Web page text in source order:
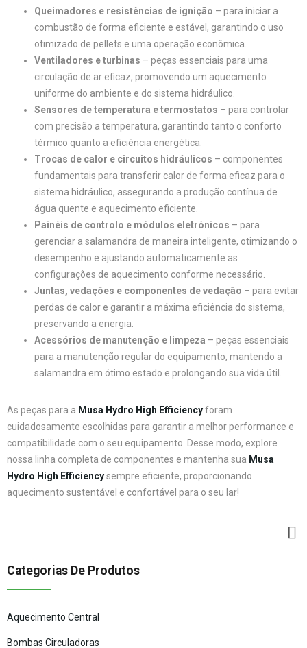
Queimadores e resistências de ignição – para iniciar a
combustão de forma eficiente e estável, garantindo o uso
otimizado de pellets e uma operação econômica.
Ventiladores e turbinas – peças essenciais para uma
circulação de ar eficaz, promovendo um aquecimento
uniforme do ambiente e do sistema hidráulico.
Sensores de temperatura e termostatos – para controlar
com precisão a temperatura, garantindo tanto o conforto
térmico quanto a eficiência energética.
Trocas de calor e circuitos hidráulicos – componentes
fundamentais para transferir calor de forma eficaz para o
sistema hidráulico, assegurando a produção contínua de
água quente e aquecimento eficiente.
Painéis de controlo e módulos eletrónicos – para
gerenciar a salamandra de maneira inteligente, otimizando o
desempenho e ajustando automaticamente as
configurações de aquecimento conforme necessário.
Juntas, vedações e componentes de vedação – para evitar
perdas de calor e garantir a máxima eficiência do sistema,
preservando a energia.
Acessórios de manutenção e limpeza – peças essenciais
para a manutenção regular do equipamento, mantendo a
salamandra em ótimo estado e prolongando sua vida útil.
As peças para a Musa Hydro High Efficiencyforam
cuidadosamente escolhidas para garantir a melhor performance e
compatibilidade com o seu equipamento. Desse modo, explore
nossa linha completa de componentes e mantenha sua Musa
Hydro High Efficiencysempre eficiente, proporcionando
aquecimento sustentável e confortável para o seu lar!
Categorias De Produtos
Aquecimento Central
Bombas Circuladoras